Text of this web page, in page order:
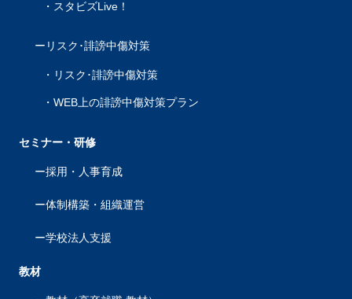
スタビズLive！
リスク･誹謗中傷対策
リスク･誹謗中傷対策
WEB上の誹謗中傷対策プラン
セミナー・研修
採用・人事育成
体制構築・組織運営
学校法人支援
教材